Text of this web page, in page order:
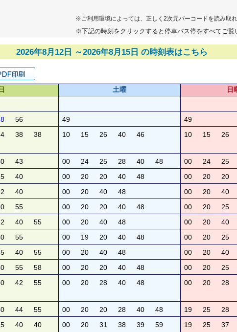
※ご利用環境によっては、正しく2次元バーコードを読み取れ
※下記の時刻をクリックすると停車バス停をすべてご覧
2026年8月12日 ～2026年8月15日 の時刻表はこちら
土曜
日
56 49 49
38
38
10 15 26 40 46 10 15 26
43 00 24 25 28 40 48 00 24 25
40 00 20 20 40 48 00 20 20
40 00 20 40 48 00 20 40
55 00 20 20 40 48 00 20 25
40 55 00 20 40 48 00 20 40
55 00 19 20 40 48 00 20 25
40 55 00 20 40 48 00 20 40
55 58 00 20 20 40 48 00 20 25
42
55
00 20 28 40 48 00 20 28
44 55 00 20 20 28 40 48 19 25 28
40
40
00 20 31 38 39 59 19 25 37